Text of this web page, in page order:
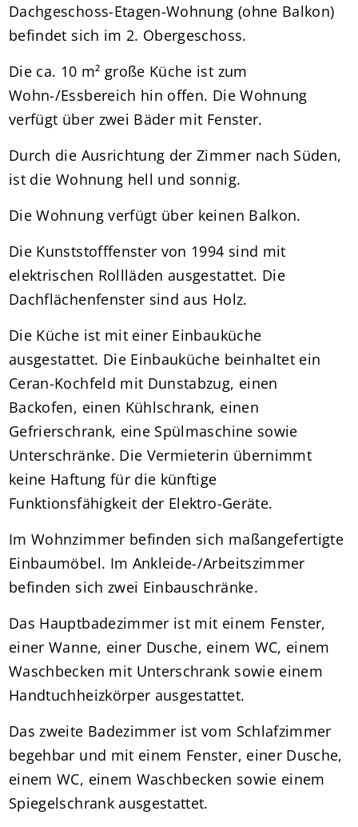
Dachgeschoss-Etagen-Wohnung (ohne Balkon)
befindet sich im 2. Obergeschoss.
Die ca. 10 m² große Küche ist zum
Wohn-/Essbereich hin offen. Die Wohnung
verfügt über zwei Bäder mit Fenster.
Durch die Ausrichtung der Zimmer nach Süden,
ist die Wohnung hell und sonnig.
Die Wohnung verfügt über keinen Balkon.
Die Kunststofffenster von 1994 sind mit
elektrischen Rollläden ausgestattet. Die
Dachflächenfenster sind aus Holz.
Die Küche ist mit einer Einbauküche
ausgestattet. Die Einbauküche beinhaltet ein
Ceran-Kochfeld mit Dunstabzug, einen
Backofen, einen Kühlschrank, einen
Gefrierschrank, eine Spülmaschine sowie
Unterschränke. Die Vermieterin übernimmt
keine Haftung für die künftige
Funktionsfähigkeit der Elektro-Geräte.
Im Wohnzimmer befinden sich maßangefertigte
Einbaumöbel. Im Ankleide-/Arbeitszimmer
befinden sich zwei Einbauschränke.
Das Hauptbadezimmer ist mit einem Fenster,
einer Wanne, einer Dusche, einem WC, einem
Waschbecken mit Unterschrank sowie einem
Handtuchheizkörper ausgestattet.
Das zweite Badezimmer ist vom Schlafzimmer
begehbar und mit einem Fenster, einer Dusche,
einem WC, einem Waschbecken sowie einem
Spiegelschrank ausgestattet.